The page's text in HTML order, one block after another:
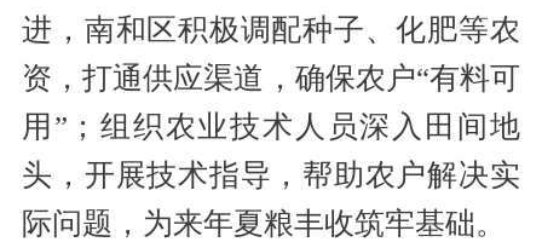
进，南和区积极调配种子、化肥等农
资，打通供应渠道，确保农户“有料可
用”；组织农业技术人员深入田间地
头，开展技术指导，帮助农户解决实
际问题，为来年夏粮丰收筑牢基础。